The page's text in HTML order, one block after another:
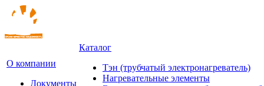
О компании
Документы
Каталог
Тэн (трубчатый электронагреватель)
Нагревательные элементы